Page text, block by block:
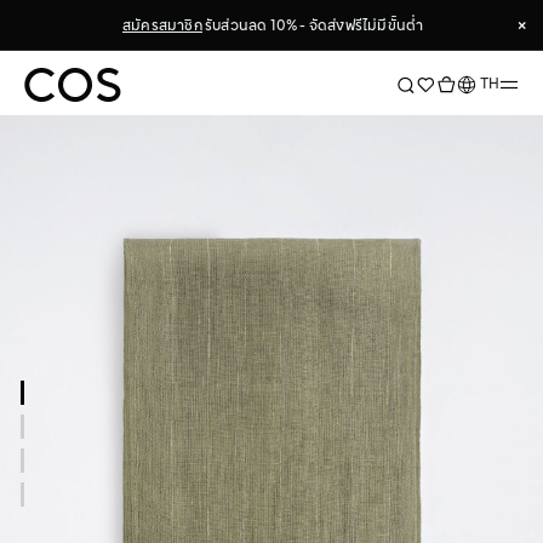
สมัครสมาชิกรับส่วนลด 10% - จัดส่งฟรีไม่มีขั้นต่ำ
×
×
ภาษาTH